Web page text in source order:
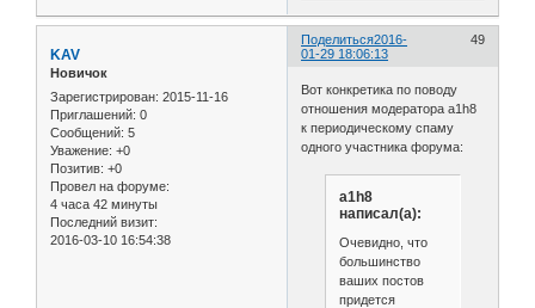
Поделиться 49
2016-
01-29 18:06:13
KAV
Новичок
Зарегистрирован: 2015-11-16
Приглашений: 0
Сообщений: 5
Уважение: +0
Позитив: +0
Провел на форуме:
4 часа 42 минуты
Последний визит:
2016-03-10 16:54:38
Вот конкретика по поводу
отношения модератора a1h8
к периодическому спаму
одного участника форума:
a1h8
написал(а):
Очевидно, что
большинство
ваших постов
придется